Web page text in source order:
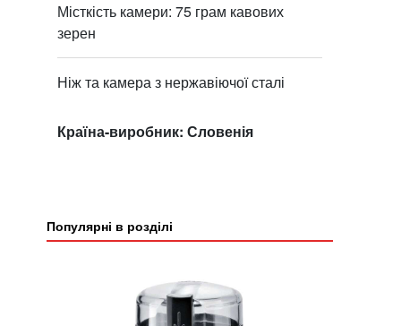
Місткість камери: 75 грам кавових
зерен
Ніж та камера з нержавіючої сталі
Країна-виробник: Словенія
Популярні в розділі